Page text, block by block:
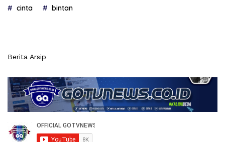
cinta bintan
Berita Arsip